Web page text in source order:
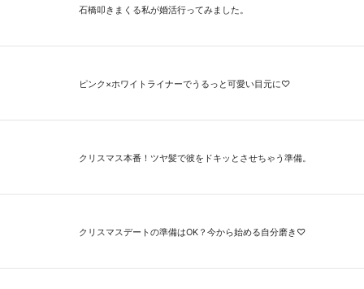
石橋叩きまくる私が婚活行ってみました。
ピンク×ホワイトライナーでうるっと可愛い目元に♡
クリスマス本番！ツヤ髪で彼をドキッとさせちゃう準備。
クリスマスデートの準備はOK？今から始める自分磨き♡